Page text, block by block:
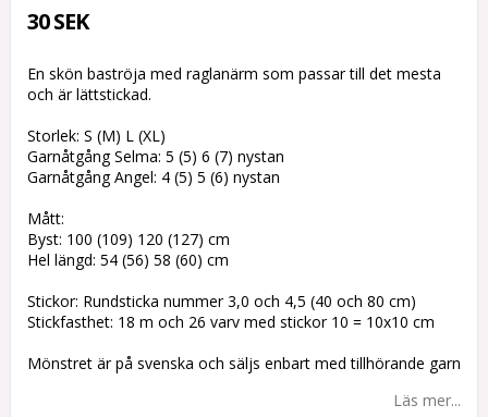
30 SEK
En skön baströja med raglanärm som passar till det mesta
och är lättstickad.
Storlek: S (M) L (XL)
Garnåtgång Selma: 5 (5) 6 (7) nystan
Garnåtgång Angel: 4 (5) 5 (6) nystan
Mått:
Byst: 100 (109) 120 (127) cm
Hel längd: 54 (56) 58 (60) cm
Stickor: Rundsticka nummer 3,0 och 4,5 (40 och 80 cm)
Stickfasthet: 18 m och 26 varv med stickor 10 = 10x10 cm
Mönstret är på svenska och säljs enbart med tillhörande garn
Läs mer...